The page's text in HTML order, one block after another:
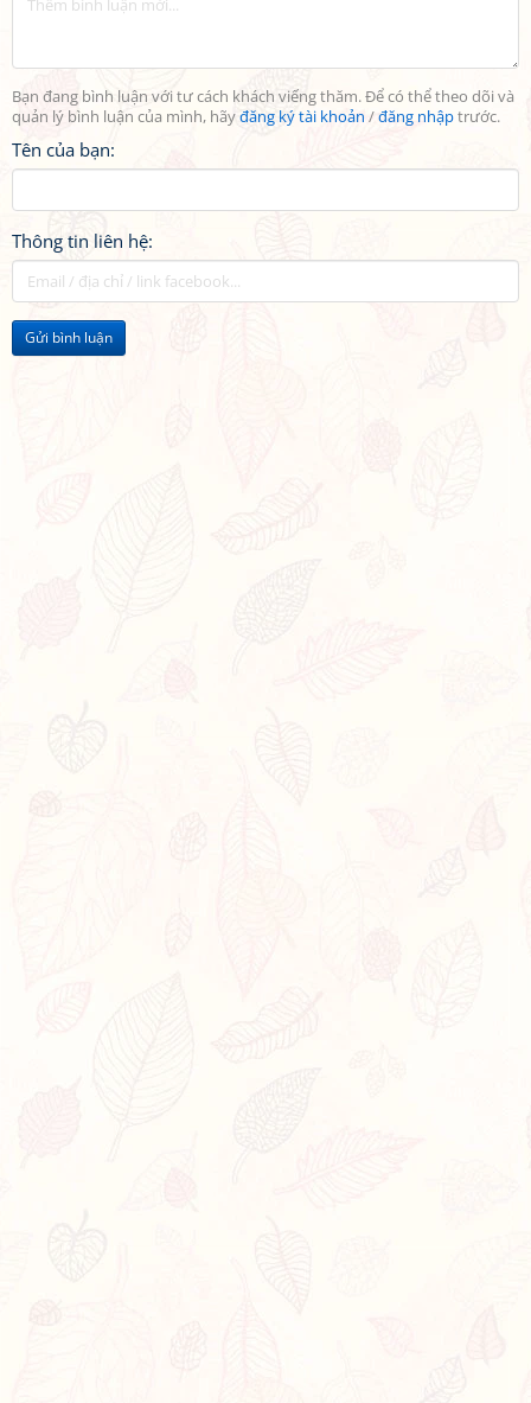
Bạn đang bình luận với tư cách khách viếng thăm. Để có thể theo dõi và
quản lý bình luận của mình, hãyđăng ký tài khoản /đăng nhậptrước.
Tên của bạn:
Thông tin liên hệ:
Gửi bình luận